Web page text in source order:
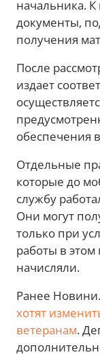
начальника.
документы,
получения
После
издает
обеспечения
Отдельные
которые до
службу
Они могут
только при
работы в
начисляли.
Ранее
хотят
ветеранам.